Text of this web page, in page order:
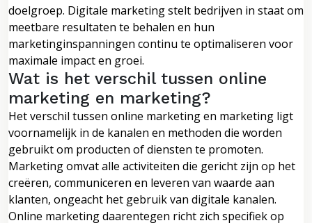
doelgroep. Digitale marketing stelt bedrijven in staat om
meetbare resultaten te behalen en hun
marketinginspanningen continu te optimaliseren voor
maximale impact en groei.
Wat is het verschil tussen online
marketing en marketing?
Het verschil tussen online marketing en marketing ligt
voornamelijk in de kanalen en methoden die worden
gebruikt om producten of diensten te promoten.
Marketing omvat alle activiteiten die gericht zijn op het
creëren, communiceren en leveren van waarde aan
klanten, ongeacht het gebruik van digitale kanalen.
Online marketing daarentegen richt zich specifiek op